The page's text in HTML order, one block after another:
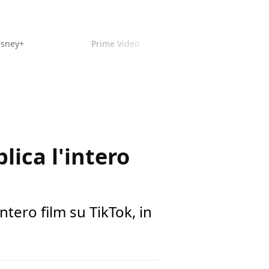
Prime Video
l'intero
film su TikTok, in